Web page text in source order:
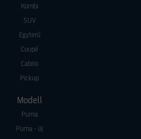
Kombi
SUV
Egyterű
Coupé
Cabrio
Pickup
Modell
Puma
Puma - új